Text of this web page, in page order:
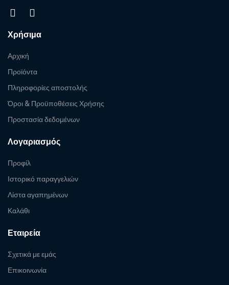
Χρήσιμα
Αρχική
Προϊόντα
Πληροφορίες αποστολής
Όροι & Προϋποθέσεις Χρήσης
Προστασία δεδομένων
Λογαριασμός
Προφίλ
Ιστορικό παραγγελιών
Λίστα αγαπημένων
Καλάθι
Εταιρεία
Σχετικά με εμάς
Επικοινωνία